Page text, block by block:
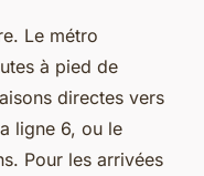
Le métro
à pied de
directes vers
ligne 6, ou le
Pour les arrivées